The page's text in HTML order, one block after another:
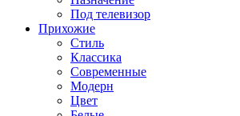
Под телевизор
Прихожие
Стиль
Классика
Современные
Модерн
Цвет